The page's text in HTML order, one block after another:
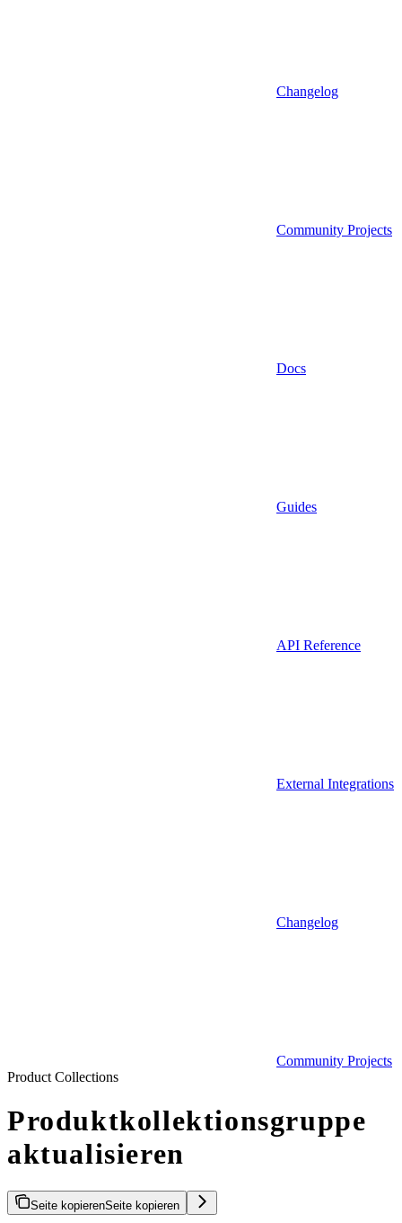
Changelog
Community Projects
Docs
Guides
API Reference
External Integrations
Changelog
Community Projects
Product Collections
Produktkollektionsgruppe
aktualisieren
Seite kopierenSeite kopieren